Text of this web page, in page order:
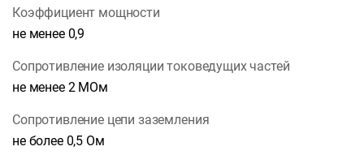
Коэффициент мощности
не менее 0,9
Сопротивление изоляции токоведущих частей
не менее 2 МОм
Сопротивление цепи заземления
не более 0,5 Ом